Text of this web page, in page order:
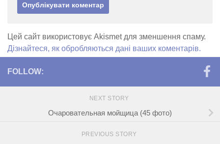
Цей сайт використовує Akismet для зменшення спаму.
Дізнайтеся, як обробляються дані ваших коментарів.
FOLLOW:
NEXT STORY
Очаровательная мойщица (45 фото)
PREVIOUS STORY